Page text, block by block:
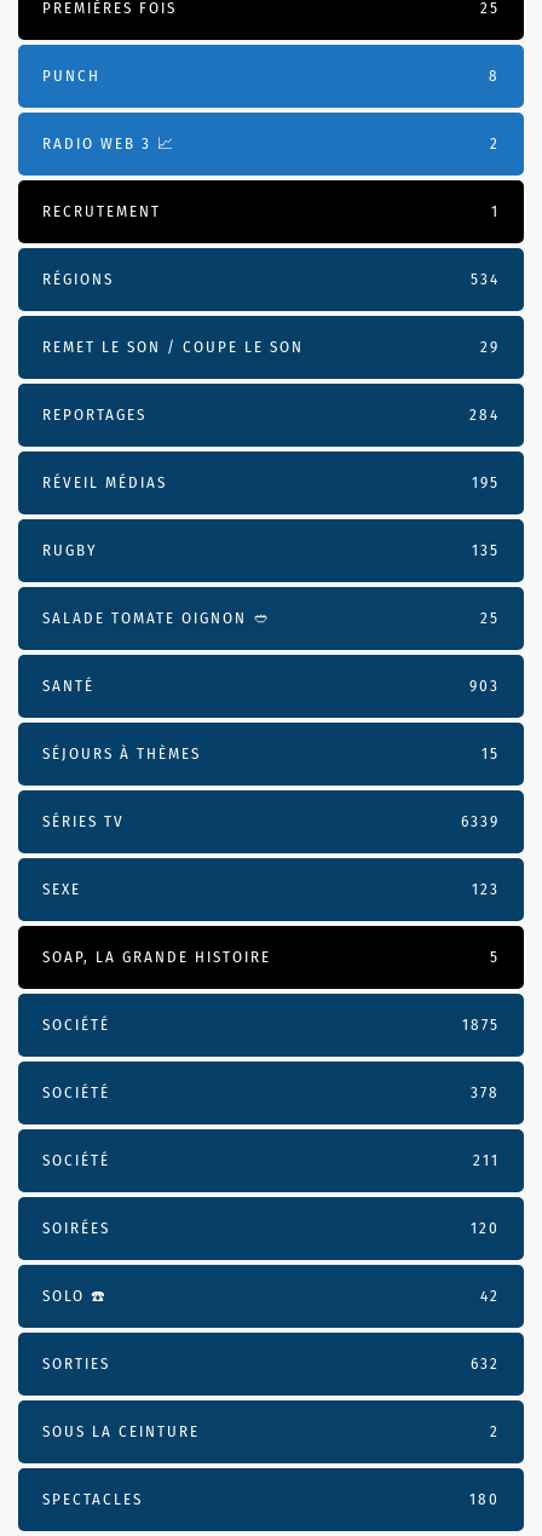
PREMIÈRES FOIS 25
PUNCH 8
RADIO WEB 3 📈 2
RECRUTEMENT 1
RÉGIONS 534
REMET LE SON / COUPE LE SON 29
REPORTAGES 284
RÉVEIL MÉDIAS 195
RUGBY 135
SALADE TOMATE OIGNON 🥙 25
SANTÉ 903
SÉJOURS À THÈMES 15
SÉRIES TV 6339
SEXE 123
SOAP, LA GRANDE HISTOIRE 5
SOCIÉTÉ 1875
SOCIÉTÉ 378
SOCIÉTÉ 211
SOIRÉES 120
SOLO ☎️ 42
SORTIES 632
SOUS LA CEINTURE 2
SPECTACLES 180